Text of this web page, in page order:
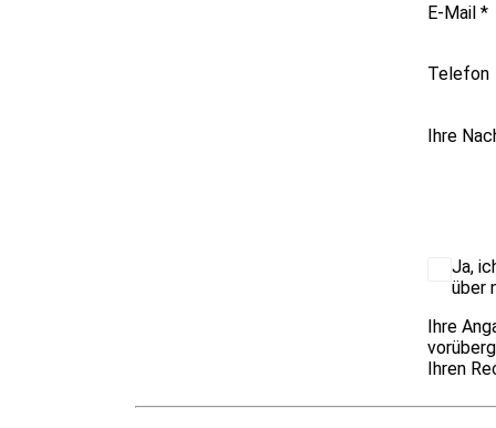
E-Mail*
Telefon
Ihre
Ja,
über
Ihre
Ihren